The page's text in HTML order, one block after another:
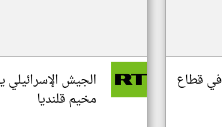
في قطاع
الجيش الإسرائيلي
مخيم قلنديا